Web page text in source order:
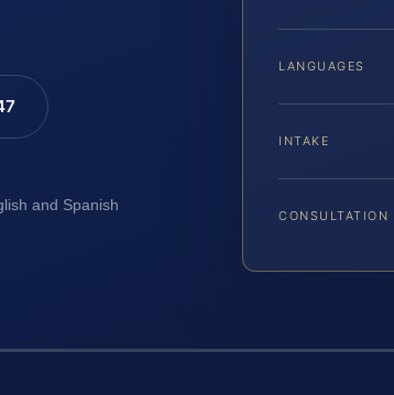
and Spanish
LANGUAGES
INTAKE
CONSULTATION